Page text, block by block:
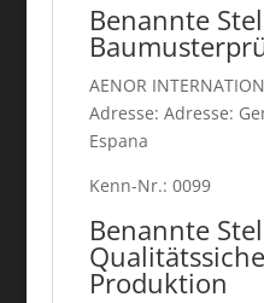
Benannte
AENOR
Adresse: Adresse:
Espana
Kenn-Nr.: 0099
Benannte
Produktion